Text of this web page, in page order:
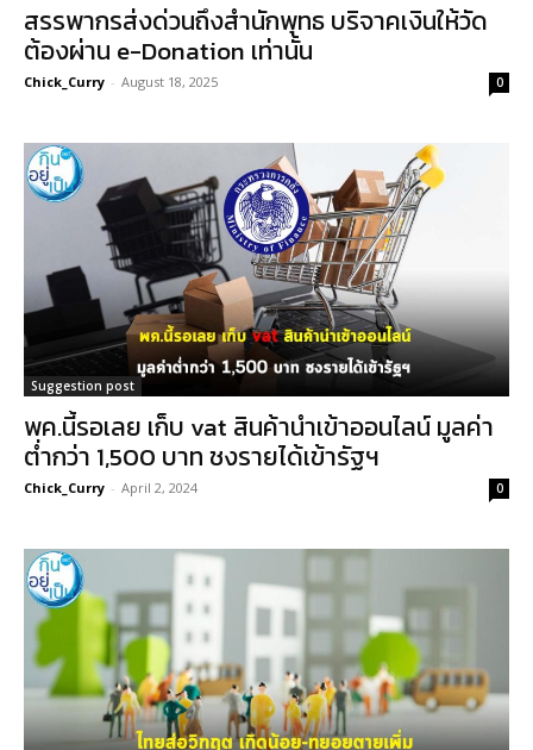
สรรพากรส่งด่วนถึงสำนักพุทธ บริจาคเงินให้วัด
ต้องผ่าน e-Donation เท่านั้น
Chick_Curry - August 18, 2025 0
Suggestion post
พค.นี้รอเลย เก็บ vat สินค้านำเข้าออนไลน์ มูลค่า
ต่ำกว่า 1,500 บาท ชงรายได้เข้ารัฐฯ
Chick_Curry - April 2, 2024 0